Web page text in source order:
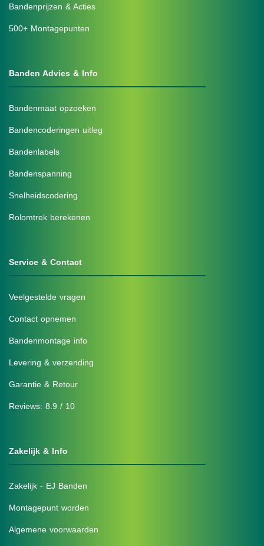
Bandenprijzen & Acties
500+ Montagepunten
Banden Advies & Info
Bandenmaat opzoeken
Bandencoderingen uitleg
Bandenlabels
Bandenspanning
Snelheidscodering
Rolomtrek berekenen
Service & Contact
Veelgestelde vragen
Contact opnemen
Bandenmontage info
Levering & verzending
Garantie & Retour
Reviews: 8.9 / 10
Zakelijk & Info
Zakelijk - EJ Banden
Montagepunt worden
Algemene voorwaarden